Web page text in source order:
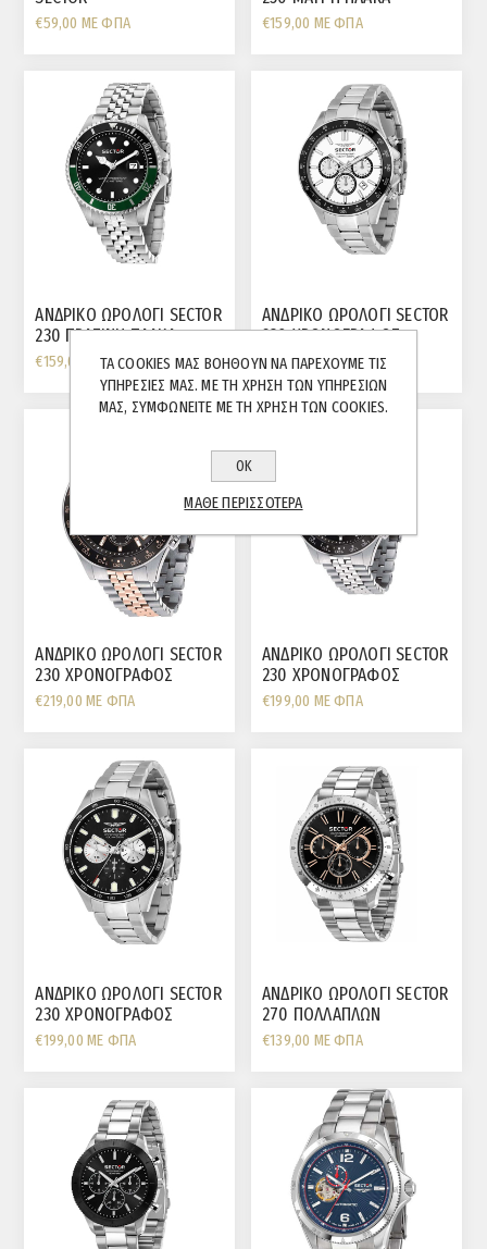
€59,00 ΜΕ ΦΠΑ
ΔΙΧΡΩΜΟ ΡΟΖ ΜΠΡΑΣΕΛΕ
KAI ΣΤΕΦΑΝΗ
€159,00 ΜΕ ΦΠΑ
ΑΝΔΡΙΚΟ ΩΡΟΛΟΓΙ SECTOR
230 ΠΡΑΣΙΝΗ ΠΛΑΚΑ
€159,00 ΜΕ ΦΠΑ
ΑΝΔΡΙΚΟ ΩΡΟΛΟΓΙ SECTOR
230 ΧΡΟΝΟΓΡΑΦΟΣ
ΑΣΠΡΗ ΠΛΑΚΑ
€199,00 ΜΕ ΦΠΑ
ΑΝΔΡΙΚΟ ΩΡΟΛΟΓΙ SECTOR
230 ΧΡΟΝΟΓΡΑΦΟΣ
ΜΑΥΡΗ ΠΛΑΚΑ
€219,00 ΜΕ ΦΠΑ
ΑΝΔΡΙΚΟ ΩΡΟΛΟΓΙ SECTOR
230 ΧΡΟΝΟΓΡΑΦΟΣ
ΜΑΥΡΗ ΠΛΑΚΑ
€199,00 ΜΕ ΦΠΑ
ΑΝΔΡΙΚΟ ΩΡΟΛΟΓΙ SECTOR
230 ΧΡΟΝΟΓΡΑΦΟΣ
ΜΑΥΡΗ ΠΛΑΚΑ
€199,00 ΜΕ ΦΠΑ
ΑΝΔΡΙΚΟ ΩΡΟΛΟΓΙ SECTOR
270 ΠΟΛΛΑΠΛΩΝ
ΕΝΔΕΙΞΕΩΝ ΜΑΥΡΗ ΠΛΑΚΑ
€139,00 ΜΕ ΦΠΑ
ΤΑ COOKIES ΜΑΣ ΒΟΗΘΟΎΝ ΝΑ ΠΑΡΈΧΟΥΜΕ ΤΙΣ
ΥΠΗΡΕΣΊΕΣ ΜΑΣ. ΜΕ ΤΗ ΧΡΉΣΗ ΤΩΝ ΥΠΗΡΕΣΙΏΝ
ΜΑΣ, ΣΥΜΦΩΝΕΊΤΕ ΜΕ ΤΗ ΧΡΉΣΗ ΤΩΝ COOKIES.
ΟΚ
ΜΆΘΕ ΠΕΡΙΣΣΌΤΕΡΑ